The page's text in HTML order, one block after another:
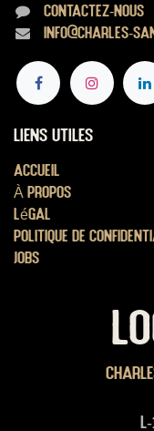
Contactez-nous
info@charles-
Liens utiles
Accueil
À propos
Légal
Politique de
Jobs